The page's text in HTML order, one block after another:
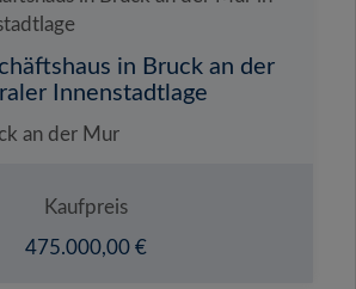
in Bruck an der
Innenstadtlage
an der Mur
Kaufpreis
475.000,00 €